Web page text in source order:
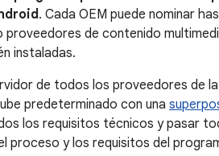
. Cada OEM puede nominar
de contenido
instaladas.
de todos los proveedores de
predeterminado con una
los requisitos técnicos y pasar
proceso y los requisitos del